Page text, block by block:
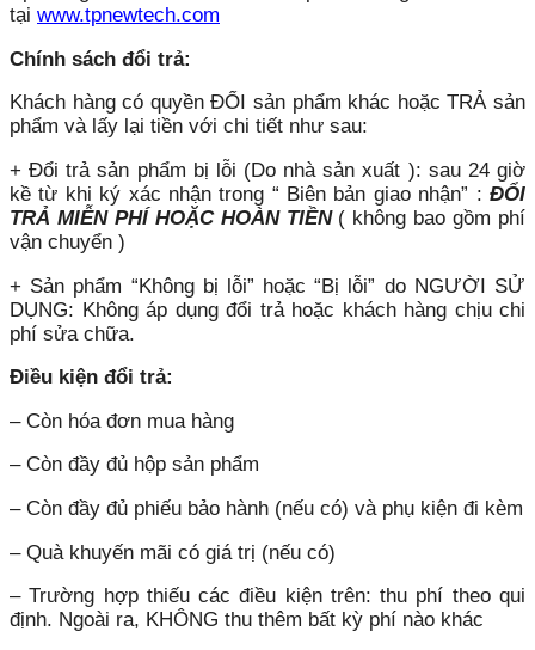
tại www.tpnewtech.com
Chính sách đổi trả:
Khách hàng có quyền ĐỔI sản phẩm khác hoặc TRẢ sản
phẩm và lấy lại tiền với chi tiết như sau:
+ Đổi trả sản phẩm bị lỗi (Do nhà sản xuất ): sau 24 giờ
kề từ khi ký xác nhận trong “ Biên bản giao nhận” : ĐỔI
TRẢ MIỄN PHÍ HOẶC HOÀN TIỀN( không bao gồm phí
vận chuyển )
+ Sản phẩm “Không bị lỗi” hoặc “Bị lỗi” do NGƯỜI SỬ
DỤNG: Không áp dụng đổi trả hoặc khách hàng chịu chi
phí sửa chữa.
Điều kiện đổi trả:
– Còn hóa đơn mua hàng
– Còn đầy đủ hộp sản phẩm
– Còn đầy đủ phiếu bảo hành (nếu có) và phụ kiện đi kèm
– Quà khuyến mãi có giá trị (nếu có)
– Trường hợp thiếu các điều kiện trên: thu phí theo qui
định. Ngoài ra, KHÔNG thu thêm bất kỳ phí nào khác